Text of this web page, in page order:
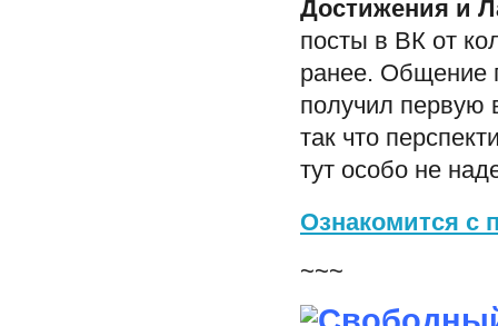
Достижения и
посты в ВК от
ранее. Общение
получил первую
так что
тут особо не
Ознакомится с
~~~